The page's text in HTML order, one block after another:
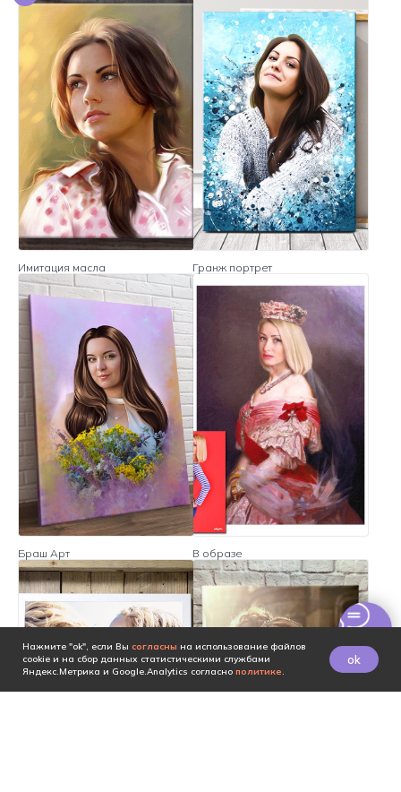
Имитация масла Гранж портрет
Браш Арт В образе
Нажмите "ok", если Вы согласны на использование файлов
cookie и на сбор данных статистическими службами
Яндекс.Метрика и Google.Analytics согласно политике.
ok